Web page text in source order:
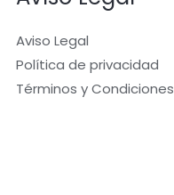
Aviso Legal
Política de privacidad
Términos y Condiciones